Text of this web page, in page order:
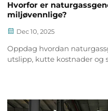
Hvorfor er
miljøvennlige?
Dec 10, 2025
Oppdag hvordan
utslipp, kutte kostnader og